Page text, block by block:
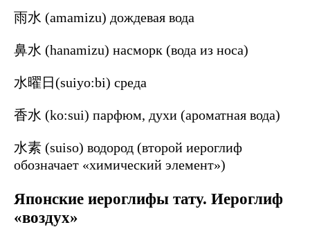
雨水 (amamizu) дождевая вода
鼻水 (hanamizu) насморк (вода из носа)
水曜日(suiyo:bi) среда
香水 (ko:sui) парфюм, духи (ароматная вода)
水素 (suiso) водород (второй иероглиф
обозначает «химический элемент»)
Японские иероглифы тату. Иероглиф
«воздух»